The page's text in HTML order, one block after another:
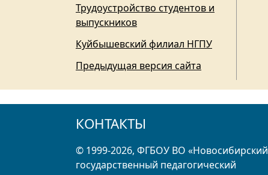
Трудоустройство студентов и
выпускников
Куйбышевский филиал НГПУ
Предыдущая версия сайта
КОНТАКТЫ
© 1999-2026, ФГБОУ ВО «Новосибирский
государственный педагогический